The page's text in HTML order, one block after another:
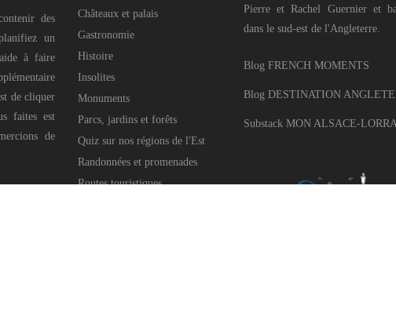
des
un
à faire
de cliquer
faites est
de
Châteaux et palais
Gastronomie
Histoire
Insolites
Monuments
Parcs, jardins et forêts
Quiz sur nos régions de l'Est
Randonnées et promenades
Routes touristiques
Pierre et Rachel Guernier et
dans le sud-est de l'Angleterre.
Blog FRENCH MOMENTS
Blog DESTINATION
Substack MON ALSACE-